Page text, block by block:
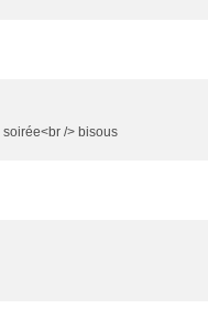
/> bisous